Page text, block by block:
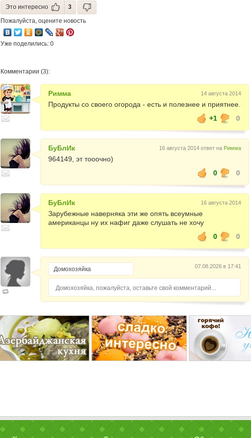
Это интересно
3
Пожалуйста, оцените новость
Уже поделились: 0
Комментарии (3):
Римма 14 августа 2014
Продукты со своего огорода - есть и полезнее и приятнее.
+1
0
БуБлИк 16 августа 2014 ответ на Римма
964149, эт тооочно)
0
0
БуБлИк 16 августа 2014
Зарубежные наверняка эти же опять всеумные
американцы ну их нафиг даже слушать не хочу
0
0
07.08.2026 в 17:41
Домохозяйка, пожалуйста, оставьте свой комментарий...